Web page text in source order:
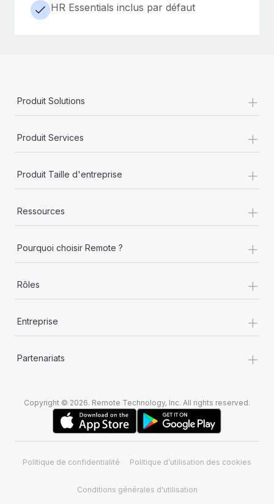
HR Essentials inclus par défaut
Produit Solutions +
Produit Services +
Produit Taille d'entreprise +
Ressources +
Pourquoi choisir Remote ? +
Rôles +
Entreprise +
Partenariats +
Copyright © 2026. Remote Technology, Inc. All rights reserved.
Politique de confidentialité Politique d’utilisation des cookies
Conditions générales d'utilisation